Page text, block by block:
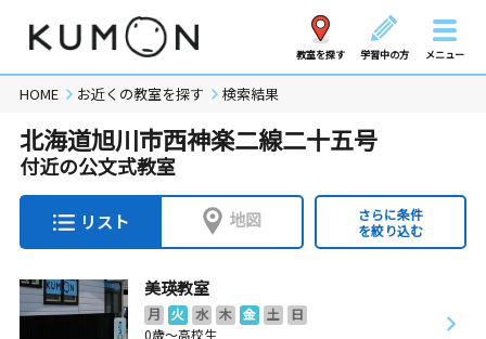
教室を探す 学習中の方 メニュー
HOME お近くの教室を探す 検索結果
北海道旭川市西神楽二線二十五号
付近の公文式教室
リスト 地図
さらに条件
を絞り込む
美瑛教室
月 火 水 木 金 土
日
0歳～高校生